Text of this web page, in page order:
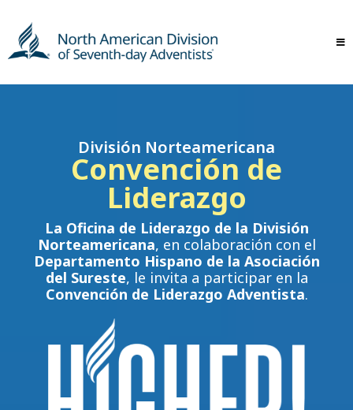
División Norteamericana
Convención de
Liderazgo
La Oficina de Liderazgo de la División
Norteamericana, en colaboración con el
Departamento Hispano de la Asociación
del Sureste, le invita a participar en la
Convención de Liderazgo Adventista.